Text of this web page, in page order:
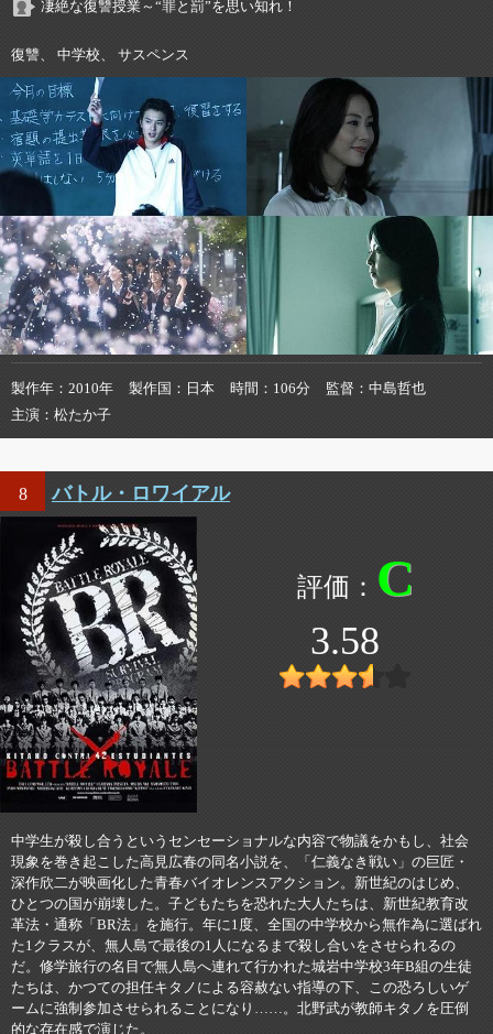
凄絶な復讐授業～“罪と罰”を思い知れ！
復讐、 中学校、 サスペンス
製作年 2010年 製作国 日本 時間 106分 監督
中島哲也
主演
松たか子
8 バトル・ロワイアル
C
3.58
中学生が殺し合うというセンセーショナルな内容で物議をかもし、社会
現象を巻き起こした高見広春の同名小説を、「仁義なき戦い」の巨匠・
深作欣二が映画化した青春バイオレンスアクション。新世紀のはじめ、
ひとつの国が崩壊した。子どもたちを恐れた大人たちは、新世紀教育改
革法・通称「BR法」を施行。年に1度、全国の中学校から無作為に選ばれ
た1クラスが、無人島で最後の1人になるまで殺し合いをさせられるの
だ。修学旅行の名目で無人島へ連れて行かれた城岩中学校3年B組の生徒
たちは、かつての担任キタノによる容赦ない指導の下、この恐ろしいゲ
ームに強制参加させられることになり……。北野武が教師キタノを圧倒
的な存在感で演じた。